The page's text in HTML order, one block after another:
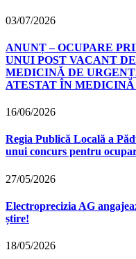
03/07/2026
ANUNȚ – OCUPARE
UNUI POST VACANT
MEDICINĂ DE
ATESTAT ÎN
16/06/2026
Regia Publică Locală a
unui concurs pentru
27/05/2026
Electroprecizia AG
știre!
18/05/2026